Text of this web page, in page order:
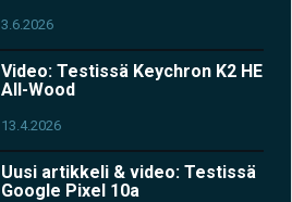
3.6.2026
Video: Testissä Keychron K2 HE
All-Wood
13.4.2026
Uusi artikkeli & video: Testissä
Google Pixel 10a